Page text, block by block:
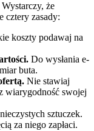
że
cztery zasady:
koszty podawaj na
Do wysłania e-
buta.
Nie stawiaj
wiarygodność swojej
sztuczek.
za niego zapłaci.